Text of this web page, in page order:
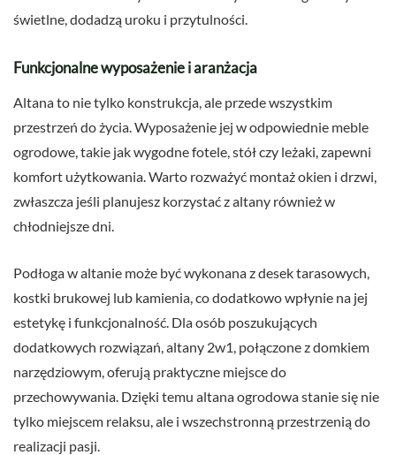
świetlne, dodadzą uroku i przytulności.
Funkcjonalne wyposażenie i aranżacja
Altana to nie tylko konstrukcja, ale przede wszystkim
przestrzeń do życia. Wyposażenie jej w odpowiednie meble
ogrodowe, takie jak wygodne fotele, stół czy leżaki, zapewni
komfort użytkowania. Warto rozważyć montaż okien i drzwi,
zwłaszcza jeśli planujesz korzystać z altany również w
chłodniejsze dni.
Podłoga w altanie może być wykonana z desek tarasowych,
kostki brukowej lub kamienia, co dodatkowo wpłynie na jej
estetykę i funkcjonalność. Dla osób poszukujących
dodatkowych rozwiązań, altany 2w1, połączone z domkiem
narzędziowym, oferują praktyczne miejsce do
przechowywania. Dzięki temu altana ogrodowa stanie się nie
tylko miejscem relaksu, ale i wszechstronną przestrzenią do
realizacji pasji.